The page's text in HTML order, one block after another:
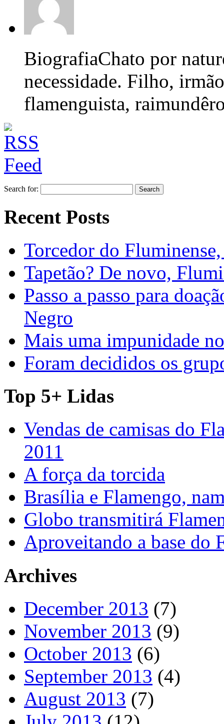
BiografiaChato por
necessidade. Filho,
flamenguista,
Search for:
Recent Posts
Torcedor do
Tapetão? De novo,
Passo a passo para
Negro
Mais uma impunidade
Foram decididos os
Top 5+ Lidas
Vendas de camisas do
2011
A força da torcida
Brasília e Flamengo,
Globo transmitirá
Aproveitando a base do
Archives
December 2013 (7)
November 2013 (9)
October 2013 (6)
September 2013 (4)
August 2013 (7)